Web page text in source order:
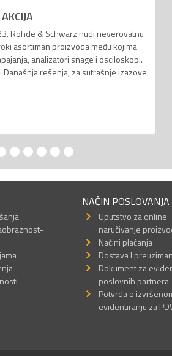
Rohde & Schwarz nudi neverovatnu
asortiman proizvoda među kojima
analizatori snage i osciloskopi.
rešenja, za sutrašnje izazove.
NAČIN POSLOVANJA
Uputstvo za online
naručivanje
Načini plaćanja
Dostava I
Dokument za
poslovnih partnera
Potvrda o
evidentiranju za